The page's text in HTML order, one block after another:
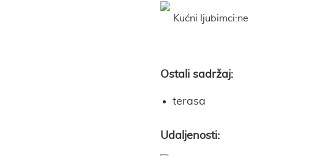
Kućni ljubimci:ne
Ostali sadržaj:
terasa
Udaljenosti: